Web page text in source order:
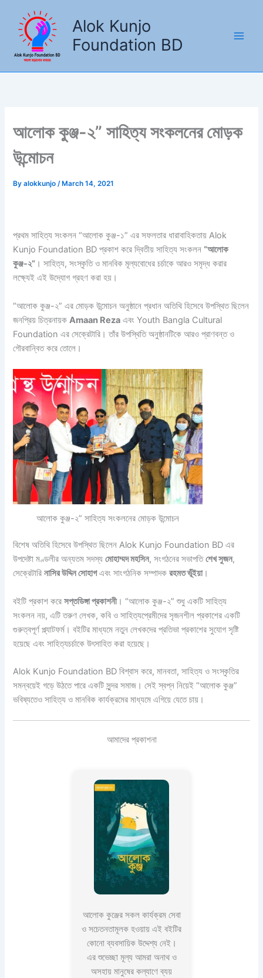
content
Alok Kunjo
Foundation BD
আলোক কুঞ্জ-২” সাহিত্য সংকলনের মোড়ক
উন্মোচন
Byalokkunjo/ March 14, 2021
প্রথম সাহিত্য সংকলন “আলোক কুঞ্জ-১” এর সফলতার ধারাবাহিকতায় Alok
Kunjo Foundation BD প্রকাশ করে দ্বিতীয় সাহিত্য সংকলন “আলোক
কুঞ্জ-২” । সাহিত্য, সংস্কৃতি ও মানবিক মূল্যবোধের চর্চাকে আরও সমৃদ্ধ করার
লক্ষ্যেই এই উদ্যোগ গ্রহণ করা হয়।
“আলোক কুঞ্জ-২” এর মোড়ক উন্মোচন অনুষ্ঠানে প্রধান অতিথি হিসেবে উপস্থিত ছিলেন
জনপ্রিয় চিত্রনায়কAmaan Reza এবং Youth Bangla Cultural
Foundation এর সেক্রেটারি। তাঁর উপস্থিতি অনুষ্ঠানটিকে আরও প্রাণবন্ত ও
গৌরবান্বিত করে তোলে।
আলোক কুঞ্জ-২” সাহিত্য সংকলনের মোড়ক উন্মোচন
বিশেষ অতিথি হিসেবে উপস্থিত ছিলেন Alok Kunjo Foundation BD এর
উপদেষ্টা মণ্ডলীর অন্যতম সদস্যমোহাম্মদ মহসিন, সংগঠনের সভাপতিশেখ সুজন,
সেক্রেটারিনাসির উদ্দিন সোহাগএবং সাংগঠনিক সম্পাদকরহমত ভূঁইয়া।
বইটি প্রকাশ করেসপ্তডিঙ্গা প্রকাশনী। “আলোক কুঞ্জ-২” শুধু একটি সাহিত্য
সংকলন নয়, এটি তরুণ লেখক, কবি ও সাহিত্যপ্রেমীদের সৃজনশীল প্রকাশের একটি
গুরুত্বপূর্ণ প্ল্যাটফর্ম। বইটির মাধ্যমে নতুন লেখকদের প্রতিভা প্রকাশের সুযোগ সৃষ্টি
হয়েছে এবং সাহিত্যচর্চাকে উৎসাহিত করা হয়েছে।
Alok Kunjo Foundation BD বিশ্বাস করে, মানবতা, সাহিত্য ও সংস্কৃতির
সমন্বয়েই গড়ে উঠতে পারে একটি সুন্দর সমাজ। সেই স্বপ্ন নিয়েই “আলোক কুঞ্জ”
ভবিষ্যতেও সাহিত্য ও মানবিক কার্যক্রমের মাধ্যমে এগিয়ে যেতে চায়।
আমাদের প্রকাশনা
আলোক কুঞ্জের সকল কার্যক্রম সেবা
ও সচেতনতামূলক হওয়ায় এই বইটির
কোনো ব্যবসায়িক উদ্দেশ্য নেই।
এর শুভেচ্ছা মূল্য আমরা অনাথ ও
অসহায় মানুষের কল্যাণে ব্যয়